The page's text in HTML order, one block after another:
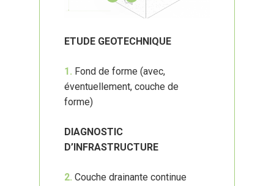
ETUDE GEOTECHNIQUE
1. Fond de forme (avec,
éventuellement, couche de
forme)
DIAGNOSTIC
D’INFRASTRUCTURE
2. Couche drainante continue